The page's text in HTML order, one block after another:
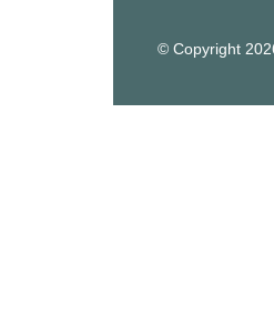
© Copyright